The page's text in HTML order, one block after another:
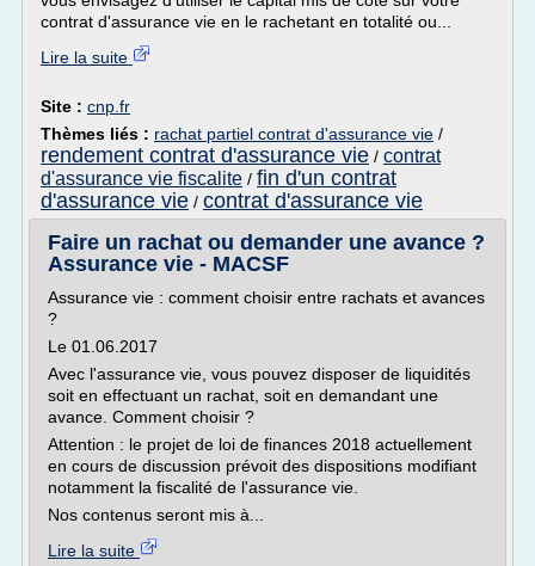
contrat d'assurance vie en le rachetant en totalité ou...
Lire la suite
Site : cnp.fr
Thèmes liés : rachat partiel contrat d'assurance vie /
rendement contrat d'assurance vie / contrat
d'assurance vie fiscalite / fin d'un contrat
d'assurance vie / contrat d'assurance vie
Faire un rachat ou demander une avance ?
Assurance vie - MACSF
Assurance vie : comment choisir entre rachats et avances
?
Le 01.06.2017
Avec l'assurance vie, vous pouvez disposer de liquidités
soit en effectuant un rachat, soit en demandant une
avance. Comment choisir ?
Attention : le projet de loi de finances 2018 actuellement
en cours de discussion prévoit des dispositions modifiant
notamment la fiscalité de l'assurance vie.
Nos contenus seront mis à...
Lire la suite